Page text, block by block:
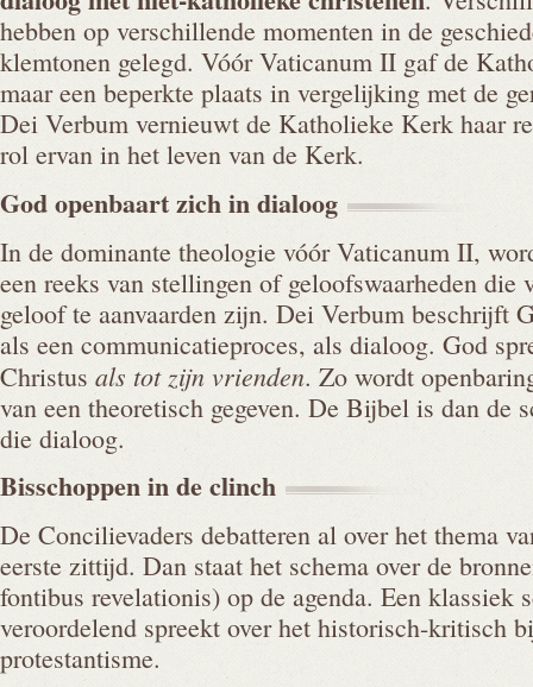
hebben op verschillende momenten in de
klemtonen gelegd. Vóór Vaticanum II gaf de
maar een beperkte plaats in vergelijking met de
Dei Verbum vernieuwt de Katholieke Kerk haar
rol ervan in het leven van de Kerk.
God openbaart zich indialoog
In de dominante theologie vóór Vaticanum II,
een reeks van stellingen of geloofswaarheden die
geloof te aanvaarden zijn. Dei Verbum beschrijft
als een communicatieproces, als dialoog. God
Christus als tot zijn vrienden. Zo wordt
van een theoretisch gegeven. De Bijbel is dan de
die dialoog.
Bisschoppen in declinch
De Concilievaders debatteren al over het thema
eerste zittijd. Dan staat het schema over de
fontibus revelationis) op de agenda. Een klassiek
veroordelend spreekt over het historisch-kritisch
protestantisme.